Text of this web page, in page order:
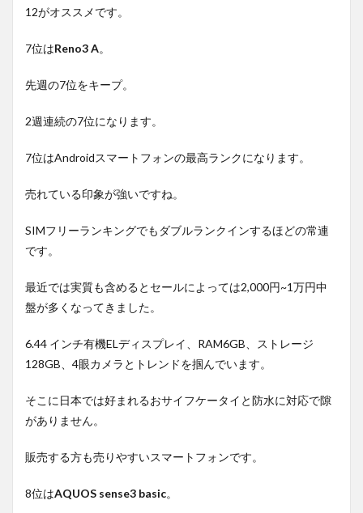
12がオススメです。
7位はReno3 A。
先週の7位をキープ。
2週連続の7位になります。
7位はAndroidスマートフォンの最高ランクになります。
売れている印象が強いですね。
SIMフリーランキングでもダブルランクインするほどの常連
です。
最近では実質も含めるとセールによっては2,000円~1万円中
盤が多くなってきました。
6.44 インチ有機ELディスプレイ、RAM6GB、ストレージ
128GB、4眼カメラとトレンドを掴んでいます。
そこに日本では好まれるおサイフケータイと防水に対応で隙
がありません。
販売する方も売りやすいスマートフォンです。
8位はAQUOS sense3 basic。